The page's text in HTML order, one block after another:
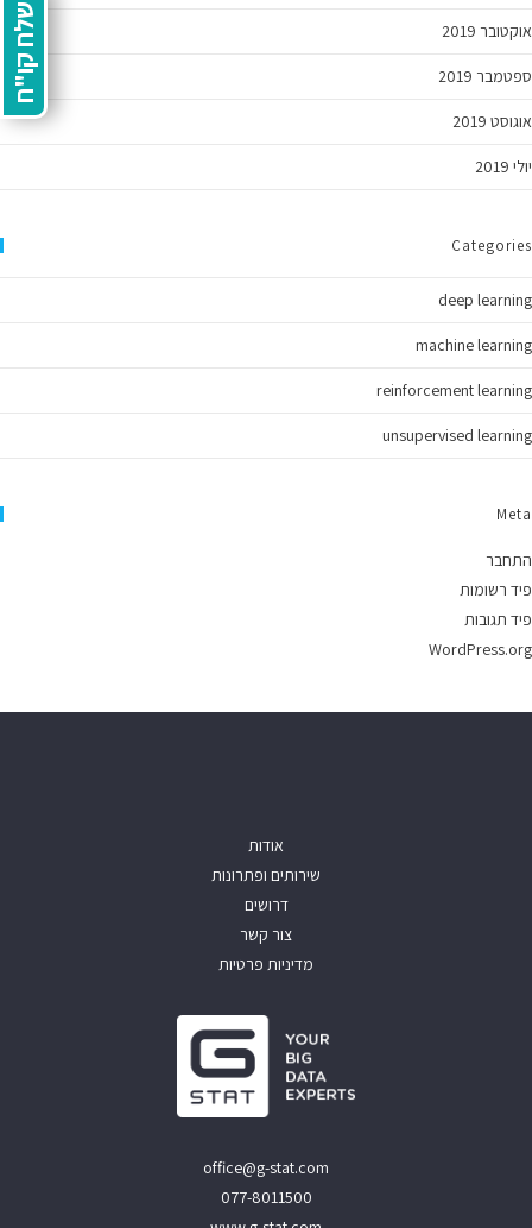
אוקטובר 2019
ספטמבר 2019
אוגוסט 2019
יולי 2019
Categories
deep learning
machine learning
reinforcement learning
unsupervised learning
Meta
התחבר
פיד רשומות
פיד תגובות
WordPress.org
אודות
שירותים ופתרונות
דרושים
צור קשר
מדיניות פרטיות
office@g-stat.com
077-8011500
שלח קו"ח